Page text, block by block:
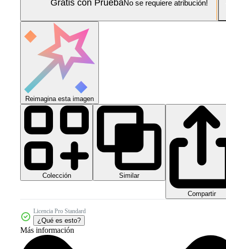
Gratis con PruebaNo se requiere atribución!
Reimagina esta imagen
Colección Similar
Compartir
Licencia Pro Standard
¿Qué es esto?
Más información